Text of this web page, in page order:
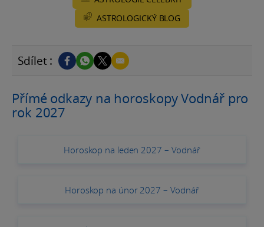
ASTROLOGICKÝ BLOG
Sdílet :
Přímé odkazy na horoskopy Vodnář pro
rok 2027
Horoskop na leden 2027 – Vodnář
Horoskop na únor 2027 – Vodnář